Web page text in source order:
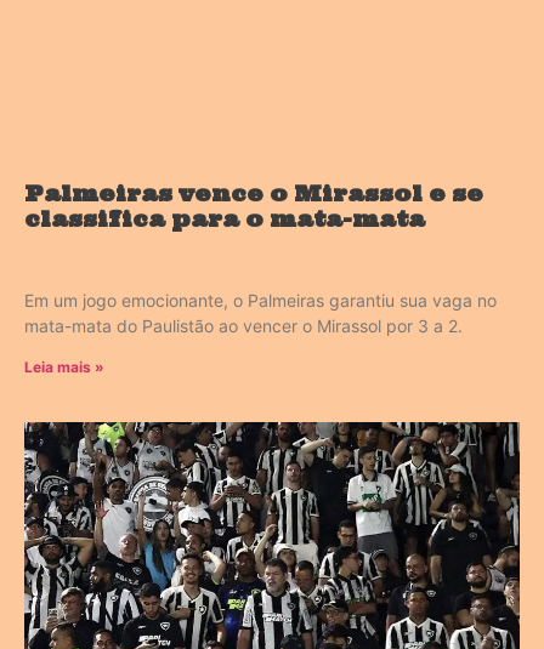
Palmeiras vence o Mirassol e se
classifica para o mata-mata
Em um jogo emocionante, o Palmeiras garantiu sua vaga no
mata-mata do Paulistão ao vencer o Mirassol por 3 a 2.
Leia mais »